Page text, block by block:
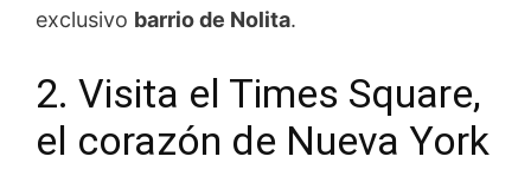
exclusivo barrio de Nolita.
2. Visita el Times Square,
el corazón de Nueva York